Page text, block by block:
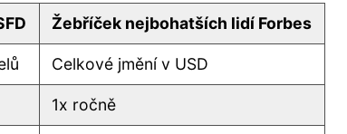
Žebříček nejbohatších lidí Forbes
Celkové jmění v USD
1x ročně